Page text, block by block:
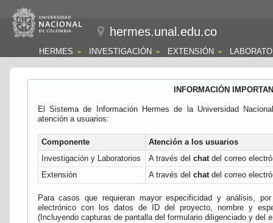
hermes.unal.edu.co
HERMES INVESTIGACIÓN EXTENSIÓN
INFORMACIÓN
El Sistema de Información Hermes de la Universidad
atención a usuarios:
Componente
Atención a los usuarios
Investigación y Laboratorios
A través del chatdel correo
Extensión
A través del chatdel correo
Para casos que requieran mayor especificidad y análisis,
electrónico con los datos de ID del proyecto, nombre y
(Incluyendo capturas de pantalla del formulario diligenciado y del